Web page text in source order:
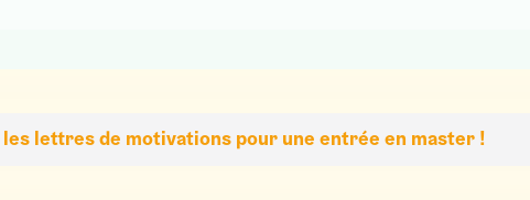
les lettres de motivations pour une entrée en master !